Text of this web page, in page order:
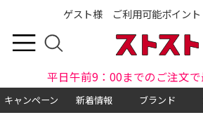
ゲスト様 ご利用可能ポイント
平日午前9：00までのご注文
キャンペーン 新着情報 ブランド